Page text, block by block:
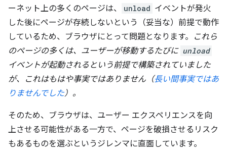
ーネット上の多くのページは、
unload イベントが発火
した後にページが存続しないという（妥当な）前提で動作
しているため、ブラウザにとって問題となります。
これら
のページの多くは、ユーザーが移動するたびに unload
イベントが起動されるという前提で構築されていました
が、これはもはや事実ではありません（長い間事実ではあ
りませんでした）。
そのため、ブラウザは、ユーザー エクスペリエンスを向
上させる可能性がある一方で、ページを破損させるリスク
もあるものを選ぶというジレンマに直面しています。